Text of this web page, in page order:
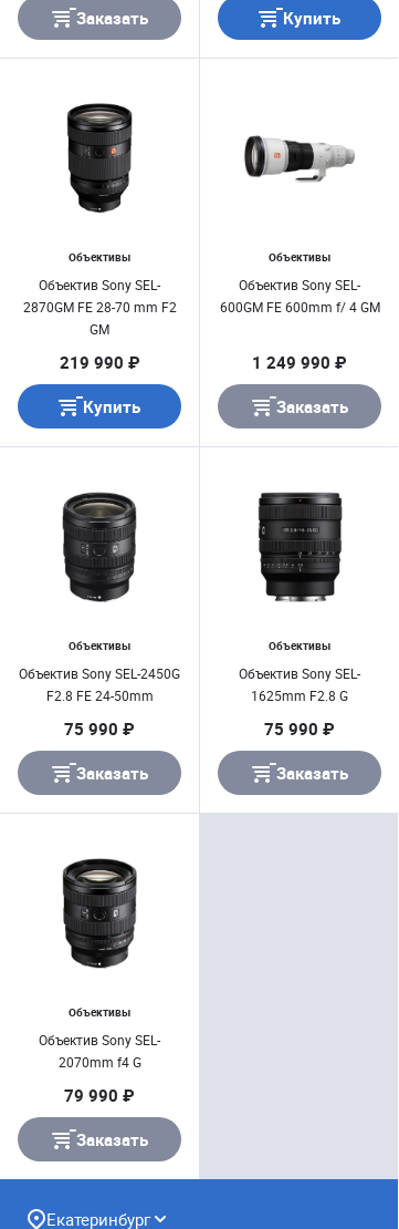
Заказать
Купить
Объективы
Объектив Sony SEL-
2870GM FE 28-70 mm F2
GM
219 990 ₽
Купить
Объективы
Объектив Sony SEL-
600GM FE 600mm f/ 4 GM
1 249 990 ₽
Заказать
Объективы
Объектив Sony SEL-2450G
F2.8 FE 24-50mm
75 990 ₽
Заказать
Объективы
Объектив Sony SEL-
1625mm F2.8 G
75 990 ₽
Заказать
Объективы
Объектив Sony SEL-
2070mm f4 G
79 990 ₽
Заказать
Екатеринбург